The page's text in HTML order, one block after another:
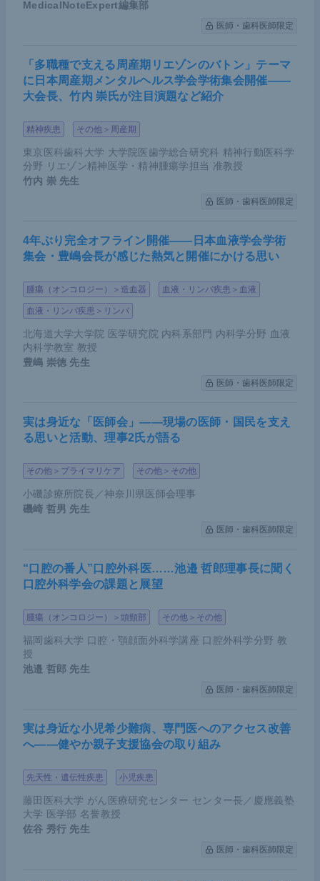
始め、がんの通常診療ができる体制が整ってきてい
しかしながら、自身が群馬大学医学部附属病院の外
科診療センター長として、群馬大学医学部附属病院
瞰的に見る立場にある中で、がん手術件数が減少し
ていることに気付いた。そこで、群馬県のがん診療
連携拠点病院・推進病院17施設にアンケートを取っ
たところ、やはり2020年1〜9月の手術件数は前年に
比べて269件減少（7.7％減少）しており、特に5月
検診・非検診別に分けて、胃がん・大腸がん・肺が
ん・乳がんの手術件数を前年と比較してみると、胃
がん・大腸がん・肺がんでは、検診から手術に至っ
た件数が大きく減少していた。また、胃がんと乳が
んでは非検診による手術件数も減少していた。
こうしたがん手術件数の減少の背景には、検診控え
わらず、検査を受けていない可能性があると考えら
れる。また、症状があっても受診を控えていること
えていく必要があるだろう。
また、胃がんに限定して見た場合、2020年10月以降
はステージ1の早期発見が減少し、反対にステージ2
診の減少による発見の遅れが示唆される。
重症者数減少の必要性
2021年夏の第五波では、国民のワクチン接種が進み
た。この状況に対応するため、大阪大学医学部附属
病院では、苦渋の選択のうえICUを全てコロナ病床
る手術への影響を防ぐためにも、重症者を減らして
いく努力が必要だろう。
MedicalNoteExpert編集部
医師・歯科医師限定
「多職種で支える周産期リエゾンのバトン」テーマ
に日本周産期メンタルヘルス学会学術集会開催――
大会長、竹内 崇氏が注目演題など紹介
精神疾患 その他＞周産期
東京医科歯科大学 大学院医歯学総合研究科 精神行動医科学
分野 リエゾン精神医学・精神腫瘍学担当 准教授
竹内 崇 先生
医師・歯科医師限定
4年ぶり完全オフライン開催――日本血液学会学術
集会・豊嶋会長が感じた熱気と開催にかける思い
腫瘍（オンコロジー）＞造血器 血液・リンパ疾患＞血液
血液・リンパ疾患＞リンパ
北海道大学大学院 医学研究院 内科系部門 内科学分野 血液
内科学教室 教授
豊嶋 崇徳 先生
医師・歯科医師限定
実は身近な「医師会」――現場の医師・国民を支え
る思いと活動、理事2氏が語る
その他＞プライマリケア その他＞その他
小磯診療所院長／神奈川県医師会理事
磯崎 哲男 先生
医師・歯科医師限定
“口腔の番人”口腔外科医……池邉 哲郎理事長に聞く
口腔外科学会の課題と展望
腫瘍（オンコロジー）＞頭頸部 その他＞その他
福岡歯科大学 口腔・顎顔面外科学講座 口腔外科学分野 教
授
池邉 哲郎 先生
医師・歯科医師限定
実は身近な小児希少難病、専門医へのアクセス改善
へ――健やか親子支援協会の取り組み
先天性・遺伝性疾患 小児疾患
藤田医科大学 がん医療研究センター センター長／慶應義塾
大学 医学部 名誉教授
佐谷 秀行 先生
医師・歯科医師限定